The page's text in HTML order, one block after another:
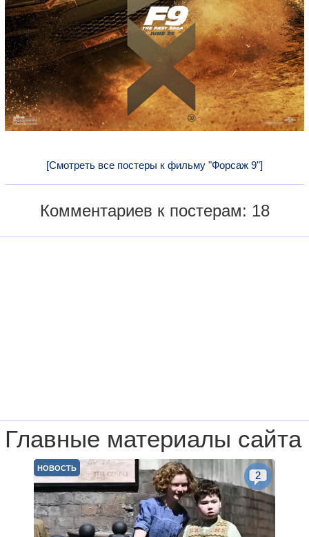
[Смотреть все постеры к фильму "Форсаж 9"]
Комментариев к постерам: 18
Главные материалы сайта
НОВОСТЬ
2